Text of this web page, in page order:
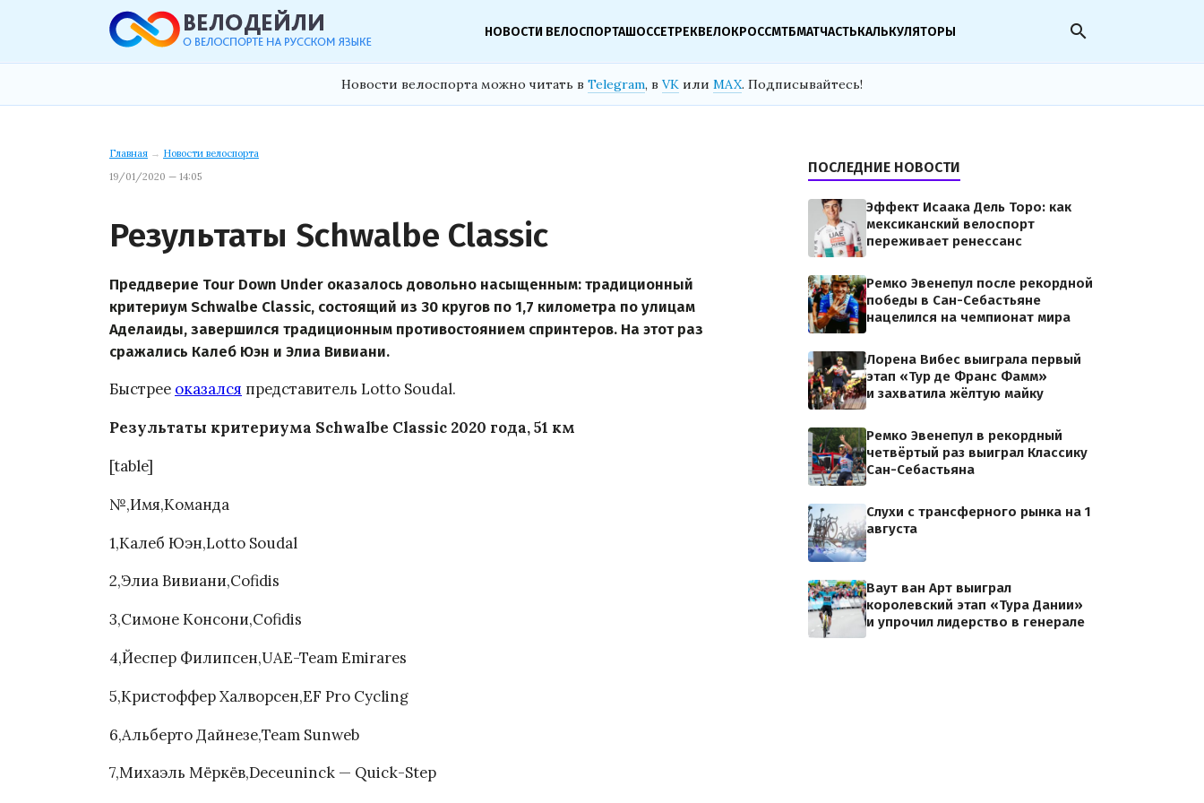
НОВОСТИ ВЕЛОСПОРТАШОССЕТРЕКВЕЛОКРОССМТБМАТЧАСТЬКАЛЬКУЛЯТОРЫ search
Новости велоспорта можно читать в Telegram, в VK или MAX. Подписывайтесь!
Главная → Новости велоспорта
19/01/2020 — 14:05
Результаты Schwalbe Classic
Преддверие Tour Down Under оказалось довольно насыщенным: традиционный
критериум Schwalbe Classic, состоящий из 30 кругов по 1,7 километра по улицам
Аделаиды, завершился традиционным противостоянием спринтеров. На этот раз
сражались Калеб Юэн и Элиа Вивиани.
Быстрее оказался представитель Lotto Soudal.
Результаты критериума Schwalbe Classic 2020 года, 51 км
[table]
№,Имя,Команда
1,Калеб Юэн,Lotto Soudal
2,Элиа Вивиани,Cofidis
3,Симоне Консони,Cofidis
4,Йеспер Филипсен,UAE-Team Emirares
5,Кристоффер Халворсен,EF Pro Cycling
6,Альберто Дайнезе,Team Sunweb
7,Михаэль Мёркёв,Deceuninck — Quick-Step
ПОСЛЕДНИЕ НОВОСТИ
Эффект Исаака Дель Торо: как
мексиканский велоспорт
переживает ренессанс
Ремко Эвенепул после рекордной
победы в Сан-Себастьяне
нацелился на чемпионат мира
Лорена Вибес выиграла первый
этап «Тур де Франс Фамм»
и захватила жёлтую майку
Ремко Эвенепул в рекордный
четвёртый раз выиграл Классику
Сан-Себастьяна
Слухи с трансферного рынка на 1
августа
Ваут ван Арт выиграл
королевский этап «Тура Дании»
и упрочил лидерство в генерале